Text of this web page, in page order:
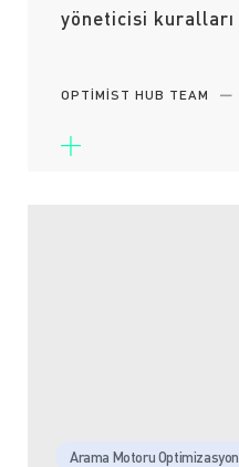
yöneticisi
OPTIMIST HUB TEAM —
Arama Motoru